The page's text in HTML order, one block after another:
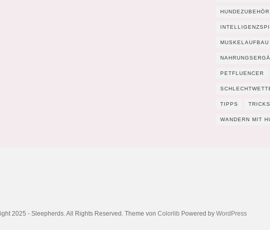
HUNDEZUBEHÖR
MUSKELAUFBAU
PETFLUENCER
TIPPS
WANDERN MIT
2025 - Sleepherds. All Rights Reserved. Theme von Colorlib Powered by WordPress